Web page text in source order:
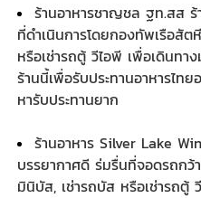
ร้านอาหารชาญชล ฐท.สส ร้
ที่ดำเนินการโดยกองทัพเรือสั
หรือเช่ารถตู้ วีไอพี เพื่อเดินทา
ร้านนี้เพื่อรับประทานอาหารไท
หารับประทานยาก
ร้านอาหาร Silver Lake
บรรยากาศดี ร่มรื่นที่จอดรถกว้
มินิบัส, เช่ารถบัส หรือเช่ารถตู้